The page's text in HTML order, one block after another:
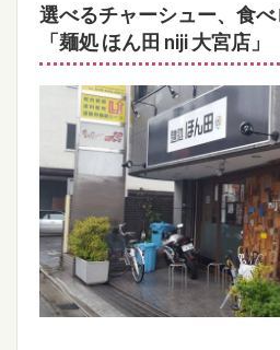
選べるチャーシュー、食
「麺処 ほん田 niji 大宮店」